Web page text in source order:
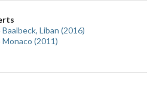
Liban (2016)
(2011)